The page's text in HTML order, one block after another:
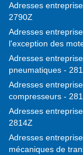
Adresses
2790Z
Adresses
l'exception des
Adresses
pneumatiques -
Adresses
compresseurs -
Adresses
2814Z
Adresses
mécaniques de